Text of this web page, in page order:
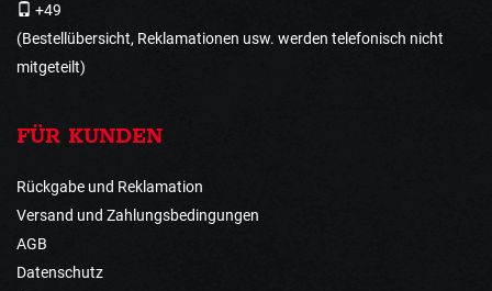
+49
(Bestellübersicht, Reklamationen usw. werden telefonisch nicht
mitgeteilt)
FÜR KUNDEN
Rückgabe und Reklamation
Versand und Zahlungsbedingungen
AGB
Datenschutz